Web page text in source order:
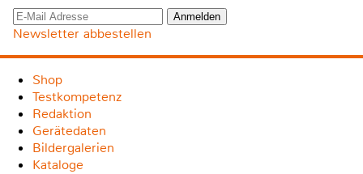
Newsletter abbestellen
Shop
Testkompetenz
Redaktion
Gerätedaten
Bildergalerien
Kataloge